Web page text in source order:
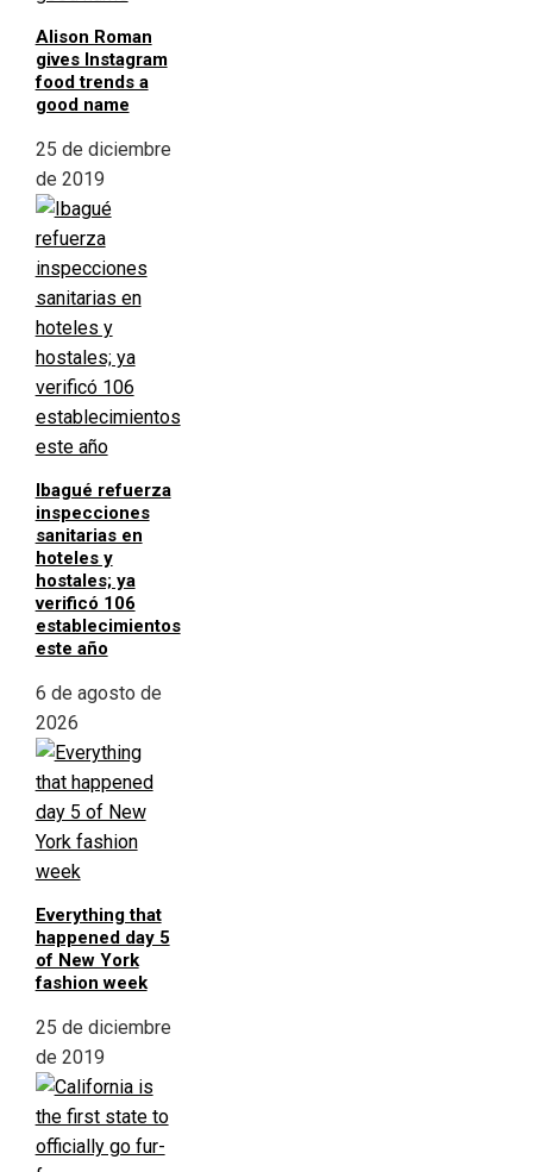
Alison Roman
gives Instagram
food trends a
good name
25 de diciembre
de 2019
Ibagué refuerza
inspecciones
sanitarias en
hoteles y
hostales; ya
verificó 106
establecimientos
este año
6 de agosto de
2026
Everything that
happened day 5
of New York
fashion week
25 de diciembre
de 2019